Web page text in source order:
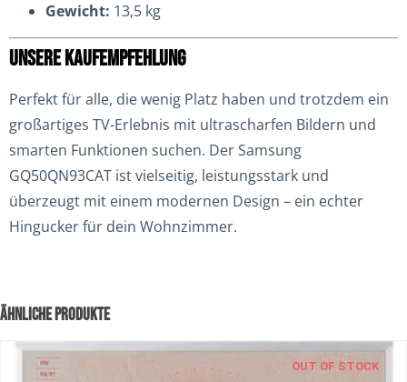
Gewicht: 13,5 kg
UNSERE KAUFEMPFEHLUNG
Perfekt für alle, die wenig Platz haben und trotzdem ein
großartiges TV-Erlebnis mit ultrascharfen Bildern und
smarten Funktionen suchen. Der Samsung
GQ50QN93CAT ist vielseitig, leistungsstark und
überzeugt mit einem modernen Design – ein echter
Hingucker für dein Wohnzimmer.
ÄHNLICHE PRODUKTE
OUT OF STOCK